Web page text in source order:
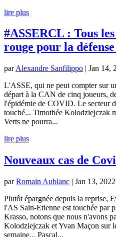
lire plus
#ASSERCL : Tous
rouge pour la
parAlexandre Sanfilippo | Jan 14,
L'ASSE, qui ne peut compter sur
départ à la CAN de cinq joueurs,
l'épidémie de COVID. Le secteur
touché... Timothée Kolodziejczak
Verts ne pourra...
lire plus
Nouveaux cas de
parRomain Aublanc | Jan 13, 2022
Plutôt épargnée depuis la reprise,
l'AS Sain-Etienne est touchée par
Krasso, notons que nous n'avons
Kolodziejczak et Yvan Maçon sur
semaine... Pascal...